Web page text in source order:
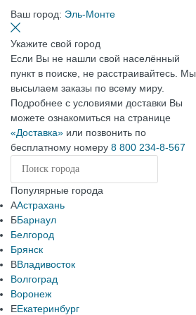
Ваш город: Эль-Монте
Укажите свой город
Если Вы не нашли свой населённый
пункт в поиске, не расстраивайтесь. Мы
высылаем заказы по всему миру.
Подробнее с условиями доставки Вы
можете ознакомиться на странице
«Доставка» или позвонить по
бесплатному номеру 8 800 234-8-567
Популярные города
ААстрахань
ББарнаул
Белгород
Брянск
ВВладивосток
Волгоград
Воронеж
ЕЕкатеринбург